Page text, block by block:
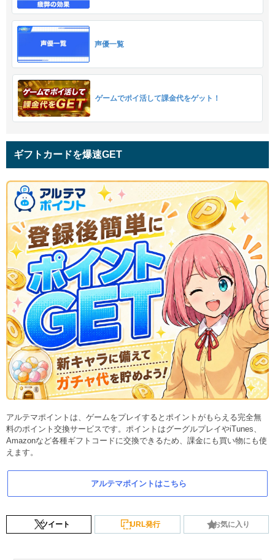
声優一覧
ゲームでポイ活して課金代をゲット！
ギフトカードを爆速GET
アルテマポイントは、ゲームをプレイするとポイントがもらえる完全無
料のポイント交換サービスです。ポイントはグーグルプレイやiTunes、
Amazonなど各種ギフトコードに交換できるため、課金にも買い物にも使
えます。
アルテマポイントはこちら
ツイート URL発行 お気に入り